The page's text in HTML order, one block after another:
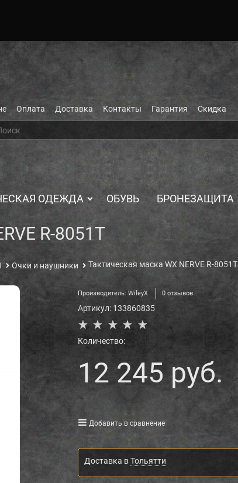
Оплата Доставка Контакты Гарантия Скидка
ОДЕЖДА ОБУВЬ БРОНЕЗАЩИТА
R-8051T
Очки и наушники Тактическая маска WX NERVE R-8051T
Производитель: WileyX 0 отзывов
Артикул: 133860835
Количество:
12 245 руб.
Добавить в сравнение
Доставка вТольятти